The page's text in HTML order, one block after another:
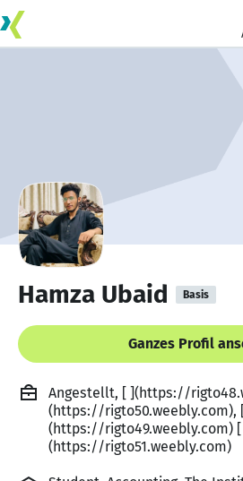
Hamza Ubaid Basis
Ganzes Profil
Angestellt, [ ](https://
(https://rigto50.weebly.com),
(https://rigto49.weebly.com) [
(https://rigto51.weebly.com)